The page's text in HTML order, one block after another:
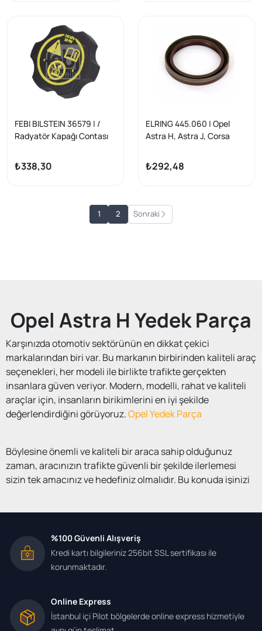
FEBI BILSTEIN 36579 | /
Radyatör Kapağı Contası
Astra VI Ca
₺338,30
ELRING 445.060 | Opel
Astra H, Astra J, Corsa
Albea/Linea/Doblo/Fiorino/
Punto 1.3 Dizel Yağ Pompa
₺292,48
1 2 Sonraki
Opel Astra H Yedek Parça
Karşınızda otomotiv sektörünün en dikkat çekici
markalarından biri var. Bu markanın birbirinden kaliteli araç
seçenekleri, her modeli ile birlikte trafikte gerçekten
insanlara güven veriyor. Modern, modelli, rahat ve kaliteli
araçlar için, insanların birikimlerini en iyi şekilde
değerlendirdiğini görüyoruz.Opel Yedek Parça
Böylesine önemli ve kaliteli bir araca sahip olduğunuz
zaman, aracınızın trafikte güvenli bir şekilde ilerlemesi
sizin tek amacınız ve hedefiniz olmalıdır. Bu konuda işinizi
ulaşım aracı için beklentileri, kaliteli yedek parçalar ile
daha rahat karşılanıyor. Hele ki yedek parça ihtiyacı her
zaman için daha ön planda ayrıcalık oluşturuyor. Her bir
söyleyebiliriz. Malzeme kalitesinin üst düzeye çıkması,
elbette ki araç kalitesini en olumlu şekilde etkilemeye
%100 Güvenli Alışveriş
Kredi kartı bilgileriniz 256bit SSL sertifikası ile
korunmaktadır.
Online Express
İstanbul içi Pilot bölgelerde online express hizmetiyle